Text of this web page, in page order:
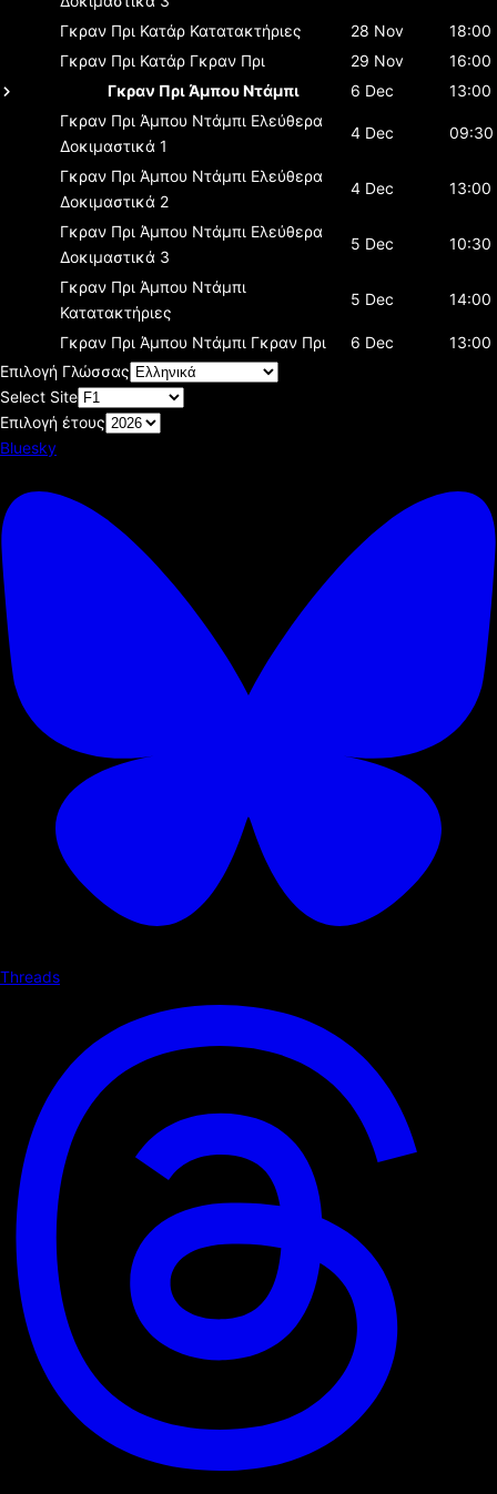
Γκραν Πρι Κατάρ Κατατακτήριες 28 Nov
18:00
Γκραν Πρι Κατάρ Γκραν Πρι 29 Nov
16:00
Γκραν Πρι Άμπου Ντάμπι
6 Dec
13:00
Γκραν Πρι Άμπου Ντάμπι Ελεύθερα
Δοκιμαστικά 1
4 Dec 09:30
Γκραν Πρι Άμπου Ντάμπι Ελεύθερα
Δοκιμαστικά 2
4 Dec 13:00
Γκραν Πρι Άμπου Ντάμπι Ελεύθερα
Δοκιμαστικά 3
5 Dec 10:30
Γκραν Πρι Άμπου Ντάμπι
Κατατακτήριες
5 Dec 14:00
Γκραν Πρι Άμπου Ντάμπι Γκραν Πρι 6 Dec
13:00
Επιλογή Γλώσσας
Select Site
Επιλογή έτους
Bluesky
Threads